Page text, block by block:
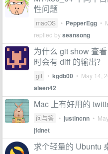
性问题
macOS • PepperEgg •
replied byseansong
为什么 git show 查
时会有 diff 的输出？
git • kgdb00 • May 14,
aleen42
Mac 上有好用的
问与答 • justincnn •
jfdnet
求个轻量的 Ubuntu